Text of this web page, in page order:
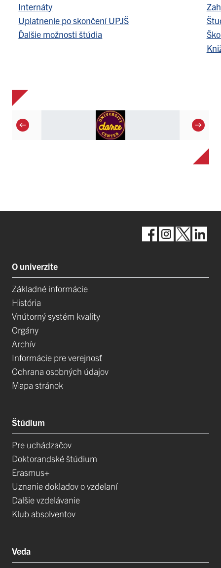
Internáty
Uplatnenie po skončení UPJŠ
Ďalšie možnosti štúdia
O univerzite
Základné informácie
História
Vnútorný systém kvality
Orgány
Archív
Informácie pre verejnosť
Ochrana osobných údajov
Mapa stránok
Štúdium
Pre uchádzačov
Doktorandské štúdium
Erasmus+
Uznanie dokladov o vzdelaní
Dalšie vzdelávanie
Klub absolventov
Veda